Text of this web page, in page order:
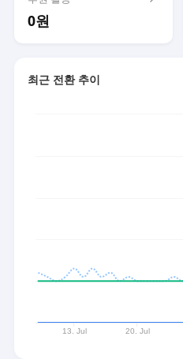
0원
최근 전환 추이